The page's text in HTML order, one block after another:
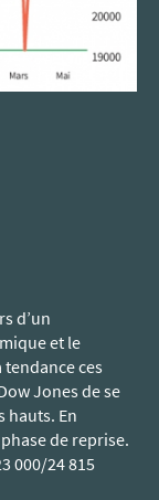
d’un
et le
ces
Jones de se
hauts. En
de reprise.
000/24 815